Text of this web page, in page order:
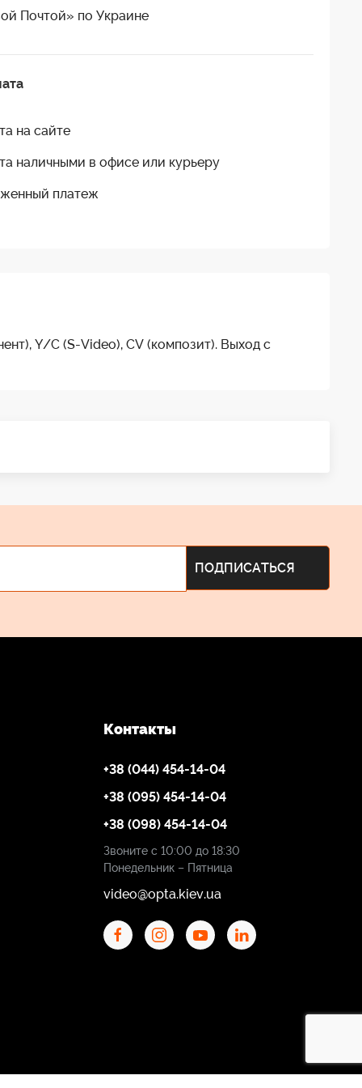
Почтой» по Украине
на сайте
наличными в офисе или курьеру
платеж
Y/C (S-Video), CV (композит). Выход с
Контакты
+38 (044) 454-14-04
+38 (095) 454-14-04
+38 (098) 454-14-04
Звоните с 10:00 до 18:30
Понедельник – Пятница
video@opta.kiev.ua